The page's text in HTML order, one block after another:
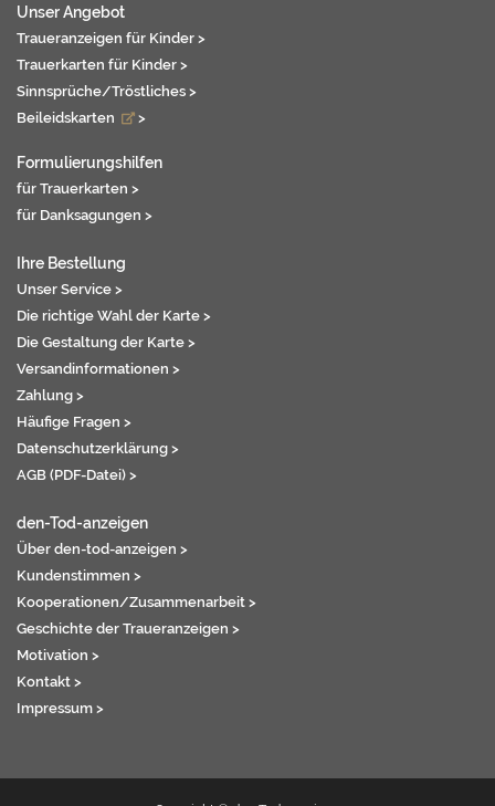
Unser Angebot
Traueranzeigen für Kinder >
Trauerkarten für Kinder >
Sinnsprüche/Tröstliches >
Beileidskarten
>
Formulierungshilfen
für Trauerkarten >
für Danksagungen >
Ihre Bestellung
Unser Service >
Die richtige Wahl der Karte >
Die Gestaltung der Karte >
Versandinformationen >
Zahlung >
Häufige Fragen >
Datenschutzerklärung >
AGB (PDF-Datei) >
den-Tod-anzeigen
Über den-tod-anzeigen >
Kundenstimmen >
Kooperationen/Zusammenarbeit >
Geschichte der Traueranzeigen >
Motivation >
Kontakt >
Impressum >